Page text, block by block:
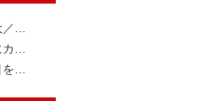
…
…
…